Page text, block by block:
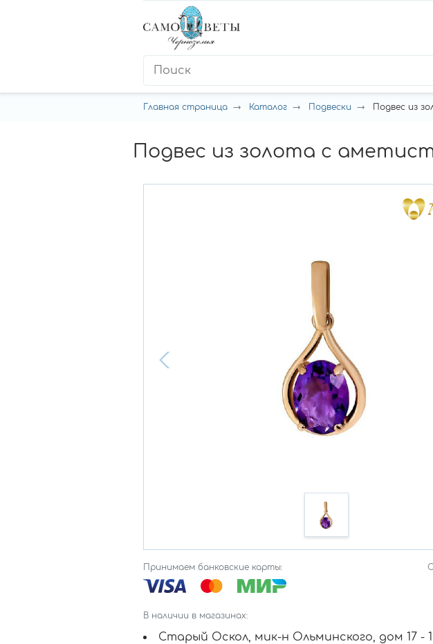
Главная страница Каталог Подвески Подвес из
Подвес из золота с
Принимаем банковские карты:
В наличии в магазинах:
Старый Оскол, мик-н Ольминского, дом 17 -